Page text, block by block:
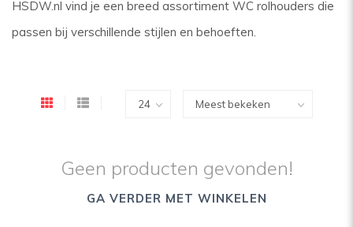
HSDW.nl vind je een breed assortiment WC rolhouders die
passen bij verschillende stijlen en behoeften.
Geen producten gevonden!
GA VERDER MET WINKELEN